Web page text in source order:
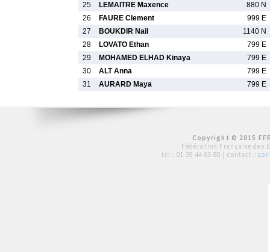
25
LEMAITRE Maxence
880 N
26
FAURE Clement
999 E
27
BOUKDIR Nail
1140 N
28
LOVATO Ethan
799 E
29
MOHAMED ELHAD Kinaya
799 E
30
ALT Anna
799 E
31
AURARD Maya 799 E
Copyright © 2015
Fédération Française des
tél : 01 39 44 65 80 | contact :